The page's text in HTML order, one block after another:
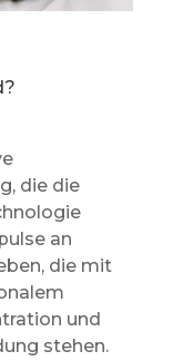
die die
an
die mit
und
stehen.